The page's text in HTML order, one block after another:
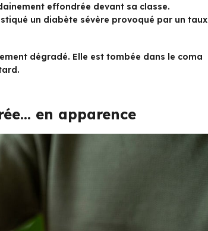
effondrée devant sa classe.
un diabète sévère provoqué par un taux
dégradé. Elle est tombée dans le coma
en apparence